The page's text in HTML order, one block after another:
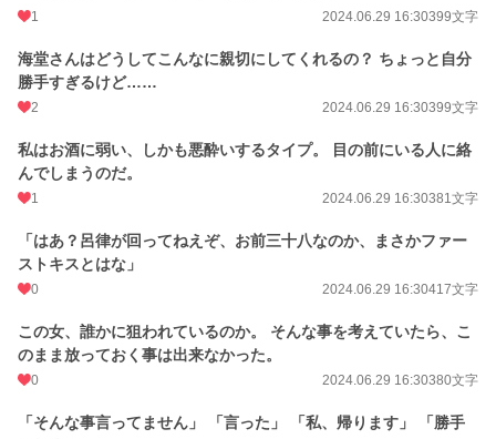
週間ポイント
月間ポイント 42 pt (83,131 位)
年間ポイント 1,938 pt (68,207 位)
1 2024.06.29 16:30399文字
海堂さんはどうしてこんなに親切にしてくれるの？ ちょっと自分
勝手すぎるけど……
2 2024.06.29 16:30399文字
私はお酒に弱い、しかも悪酔いするタイプ。 目の前にいる人に絡
んでしまうのだ。
1 2024.06.29 16:30381文字
「はあ？呂律が回ってねえぞ、お前三十八なのか、まさかファー
ストキスとはな」
0 2024.06.29 16:30417文字
この女、誰かに狙われているのか。 そんな事を考えていたら、こ
のまま放っておく事は出来なかった。
0 2024.06.29 16:30380文字
「そんな事言ってません」 「言った」 「私、帰ります」 「勝手